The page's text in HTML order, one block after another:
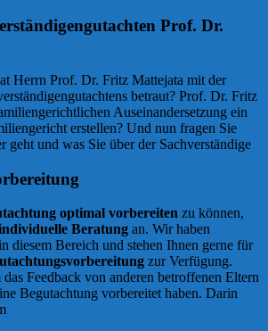
Prof. Dr.
Herrn Prof. Dr. Fritz Mattejata mit der
betraut? Prof. Dr. Fritz
Auseinandersetzung ein
erstellen? Und nun fragen Sie
geht und was Sie über der Sachverständige
optimal vorbereiten zu können,
Beratung an. Wir haben
diesem Bereich und stehen Ihnen gerne für
zur Verfügung.
das Feedback von anderen betroffenen Eltern
Begutachtung vorbereitet haben. Darin